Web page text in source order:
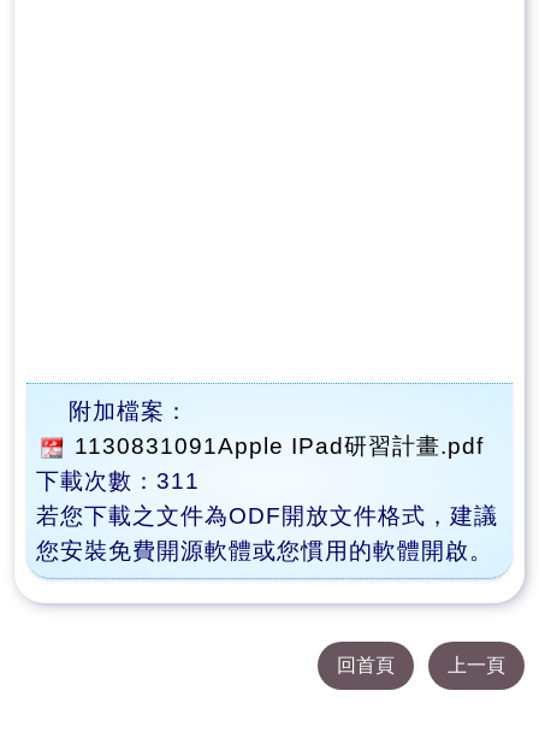
附加檔案：
1130831091Apple IPad研習計畫.pdf
下載次數：311
若您下載之文件為ODF開放文件格式，建議
您安裝免費開源軟體或您慣用的軟體開啟。
回首頁 上一頁